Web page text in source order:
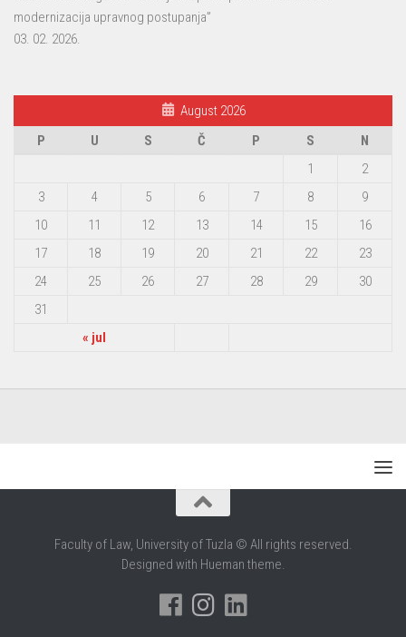
modernizacija upravnog postupanja”
03. 02. 2026.
August 2026
P
U S Č P S N
« jul
1
2
3
4 5 6 7 8
9
10
11 12 13 14 15
16
17
18 19 20 21 22
23
24
25 26 27 28 29
30
31
Faculty of Law, University of Tuzla © All rights reserved.
Designed with Hueman theme.